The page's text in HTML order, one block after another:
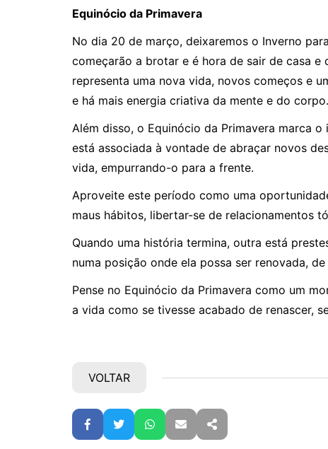
Equinócio da Primavera
No dia 20 de março, deixaremos o Inverno
começarão a brotar e é hora de sair de casa e
representa uma nova vida, novos começos e
e há mais energia criativa da mente e do corpo.
Além disso, o Equinócio da Primavera marca
está associada à vontade de abraçar novos
vida, empurrando-o para a frente.
Aproveite este período como uma
maus hábitos, libertar-se de relacionamentos
Quando uma história termina, outra está
numa posição onde ela possa ser renovada,
Pense no Equinócio da Primavera como um
a vida como se tivesse acabado de renascer,
VOLTAR
FacebookTwitterWhatsApp
E-mailPartilhar